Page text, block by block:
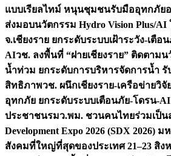
แบบเรียลไทม์ หนุนชุมชนรับมืออุทกภัย
ส่งมอบนวัตกรรม Hydro Vision Plus/AI
จ.เชียงราย ยกระดับระบบเฝ้าระวัง-เตื
AIวช. ลงพื้นที่ “ฝายเชียงราย” ติดตาม
น้ำท่วม ยกระดับการบริหารจัดการน้ำ
สิทธิภาพวช. ผนึกเชียงราย-เครือข่ายวิ
อุทกภัย ยกระดับระบบเตือนภัย-โดรน-
ประชาชนรมว.พม. ชวนคนไทยร่วมเป็น
Development Expo 2026 (SDX 2026)
สังคมที่ใหญ่ที่สุดของประเทศ 21–23 สิ